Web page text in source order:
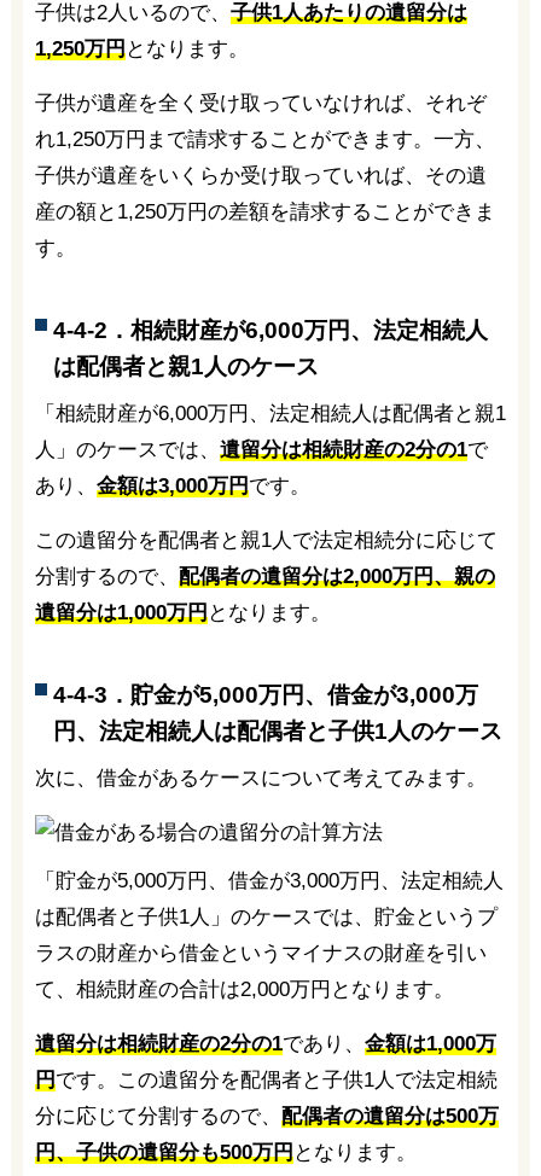
子供は2人いるので、 子供1人あたりの遺留分は
1,250万円となります。
子供が遺産を全く受け取っていなければ、それぞ
れ1,250万円まで請求することができます。一方、
子供が遺産をいくらか受け取っていれば、その遺
産の額と1,250万円の差額を請求することができま
す。
4-4-2．相続財産が6,000万円、法定相続人
は配偶者と親1人のケース
「相続財産が6,000万円、法定相続人は配偶者と親1
人」のケースでは、 遺留分は相続財産の2分の1で
あり、 金額は3,000万円です。
この遺留分を配偶者と親1人で法定相続分に応じて
分割するので、 配偶者の遺留分は2,000万円、親の
遺留分は1,000万円となります。
4-4-3．貯金が5,000万円、借金が3,000万
円、法定相続人は配偶者と子供1人のケース
次に、借金があるケースについて考えてみます。
「貯金が5,000万円、借金が3,000万円、法定相続人
は配偶者と子供1人」のケースでは、貯金というプ
ラスの財産から借金というマイナスの財産を引い
て、相続財産の合計は2,000万円となります。
遺留分は相続財産の2分の1であり、 金額は1,000万
円です。この遺留分を配偶者と子供1人で法定相続
分に応じて分割するので、 配偶者の遺留分は500万
円、子供の遺留分も500万円となります。